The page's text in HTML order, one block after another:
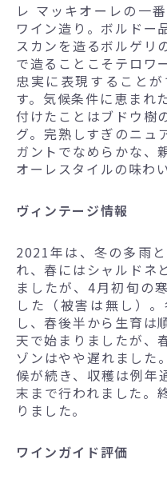
レ マッキオーレの一
ワイン造り。ボルドー
スカンを造るボルゲリ
で造ることこそテロワ
忠実に表現すること
す。気候条件に恵まれ
付けたことはブドウ樹
グ。完熟しすぎのニュ
ガントでなめらかな、
オーレスタイルの味わ
ヴィンテージ情報
2021年は、冬の多雨
れ、春にはシャルドネ
ましたが、4月初旬の
した（被害は無し）
し、春後半から生育は
天で始まりましたが、
ゾンはやや遅れました
候が続き、収穫は例年
末まで行われました。
りました。
ワインガイド評価